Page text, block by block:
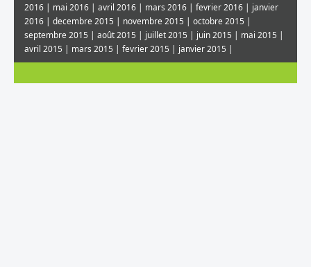
2016 | mai 2016 | avril 2016 | mars 2016 | fevrier 2016 | janvier
2016 | decembre 2015 | novembre 2015 | octobre 2015 |
septembre 2015 | août 2015 | juillet 2015 | juin 2015 | mai 2015 |
avril 2015 | mars 2015 | fevrier 2015 | janvier 2015 |